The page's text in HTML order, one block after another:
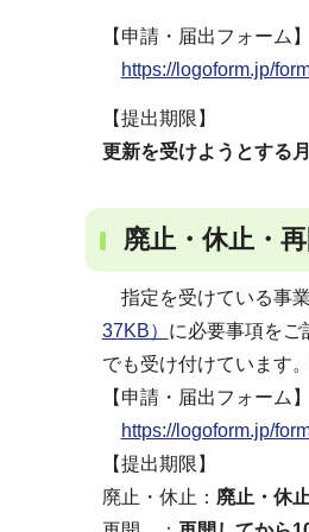
【申請・届出フォーム】
https://logoform.jp/
【提出期限】
更新を受けようとする
廃止・休止・
指定を受けている事
37KB） に必要事項をご
でも受け付けています
【申請・届出フォーム】
https://logoform.jp/
【提出期限】
廃止・休止： 廃止・休